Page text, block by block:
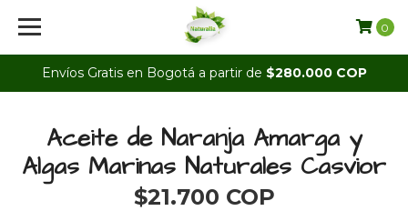
Envíos Gratis en Bogotá a partir de $280.000 COP
0
Aceite de Naranja Amarga y
Algas Marinas Naturales Casvior
$21.700 COP